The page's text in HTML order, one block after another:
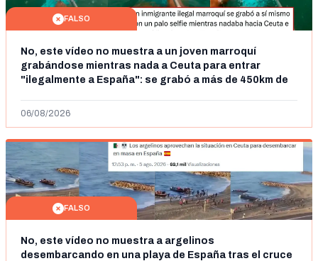
FALSO
No, este vídeo no muestra a un joven marroquí
grabándose mientras nada a Ceuta para entrar
"ilegalmente a España": se grabó a más de 450km de
06/08/2026
FALSO
No, este vídeo no muestra a argelinos
desembarcando en una playa de España tras el cruce